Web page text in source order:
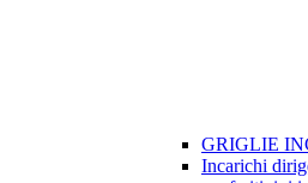
GRIGLIE
Incarichi